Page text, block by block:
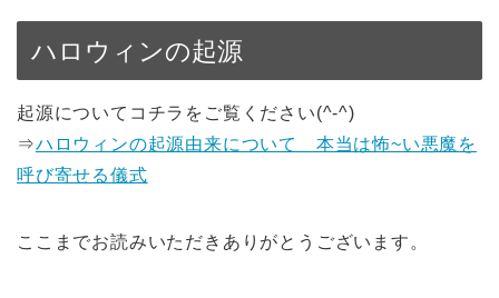
ハロウィンの起源
起源についてコチラをご覧ください(^-^)
⇒ハロウィンの起源由来について 本当は怖~い悪魔を
呼び寄せる儀式
ここまでお読みいただきありがとうございます。